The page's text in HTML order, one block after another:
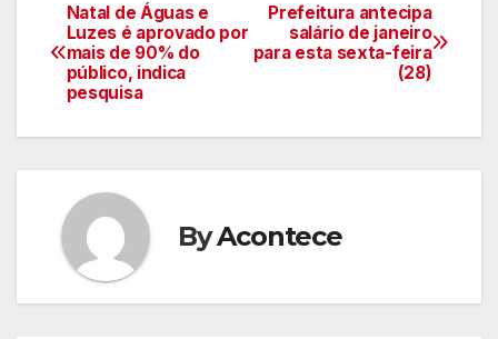
Navegação
de
artigos
Prefeitura antecipa
salário de janeiro
para esta sexta-feira
(28)
Natal de Águas e
Luzes é aprovado por
mais de 90% do
público, indica
pesquisa
ByAcontece